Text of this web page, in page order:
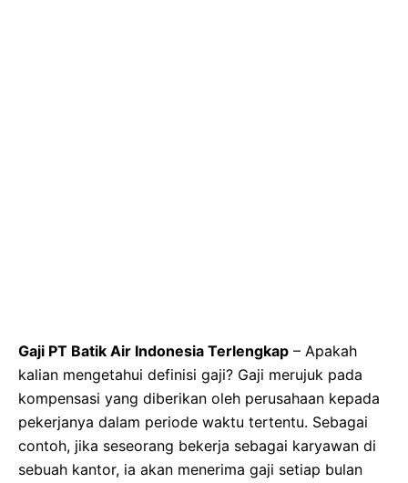
Gaji PT Batik Air Indonesia Terlengkap – Apakah
kalian mengetahui definisi gaji? Gaji merujuk pada
kompensasi yang diberikan oleh perusahaan kepada
pekerjanya dalam periode waktu tertentu. Sebagai
contoh, jika seseorang bekerja sebagai karyawan di
sebuah kantor, ia akan menerima gaji setiap bulan